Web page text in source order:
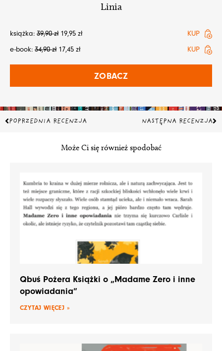
Linia
książka: 39,90zł 19,95 zł
KUP
e-book: 34,90zł 17,45 zł KUP
ZOBACZ
Prev
POPRZEDNIA RECENZJA NASTĘPNA RECENZJA
Może Ci się również spodobać
Qbuś Pożera Książki o „Madame Zero i inne
opowiadania”
CZYTAJ WIĘCEJ »